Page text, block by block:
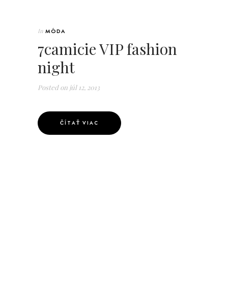
In MÓDA
7camicie VIP fashion
night
Posted on júl 12, 2013
ČÍTAŤ VIAC